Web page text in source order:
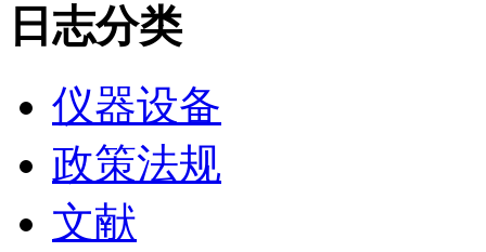
日志分类
仪器设备
政策法规
文献